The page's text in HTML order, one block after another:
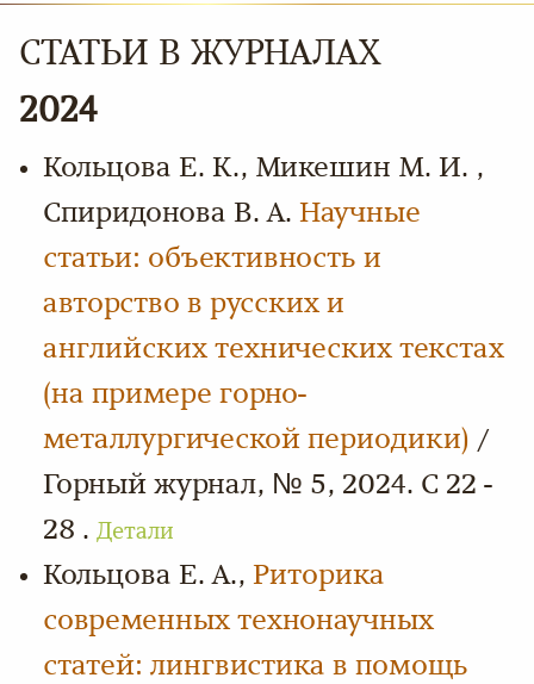
СТАТЬИ В ЖУРНАЛАХ
2024
Кольцова Е. К., Микешин М. И. ,
Спиридонова В. А. Научные
статьи: объективность и
авторство в русских и
английских технических текстах
(на примере горно-
металлургической периодики) /
Горный журнал, № 5, 2024. С 22 -
28 . Детали
Кольцова Е. А., Риторика
современных технонаучных
статей: лингвистика в помощь